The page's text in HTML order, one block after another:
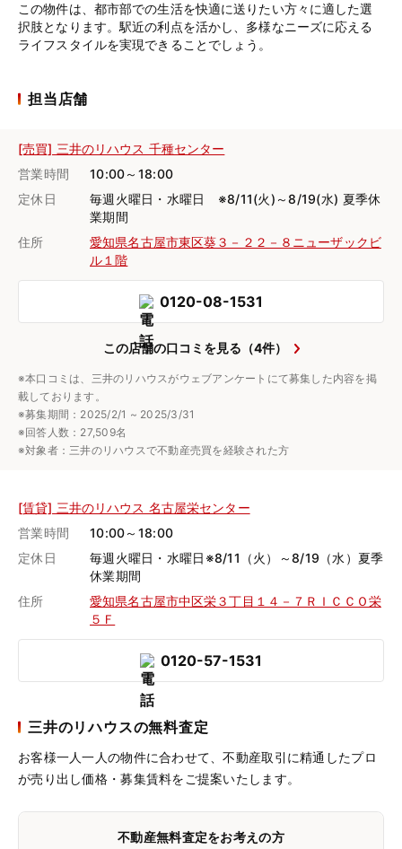
この物件は、都市部での生活を快適に送りたい方々に適した選
択肢となります。駅近の利点を活かし、多様なニーズに応える
ライフスタイルを実現できることでしょう。
担当店舗
[売買] 三井のリハウス 千種センター
営業時間
10:00～18:00
定休日
毎週火曜日・水曜日 ※8/11(火)～8/19(水) 夏季休
業期間
住所
愛知県名古屋市東区葵３－２２－８ニューザックビ
ル１階
0120-08-1531
この店舗の口コミを見る（4件）
※本口コミは、三井のリハウスがウェブアンケートにて募集した内容を掲
載しております。
※募集期間：2025/2/1 ~ 2025/3/31
※回答人数：27,509名
※対象者：三井のリハウスで不動産売買を経験された方
[賃貸] 三井のリハウス 名古屋栄センター
営業時間
10:00～18:00
定休日
毎週火曜日・水曜日※8/11（火）～8/19（水）夏季
休業期間
住所
愛知県名古屋市中区栄３丁目１４－７ＲＩＣＣＯ栄
５Ｆ
0120-57-1531
三井のリハウスの無料査定
お客様一人一人の物件に合わせて、不動産取引に精通したプロ
が売り出し価格・募集賃料をご提案いたします。
不動産無料査定をお考えの方